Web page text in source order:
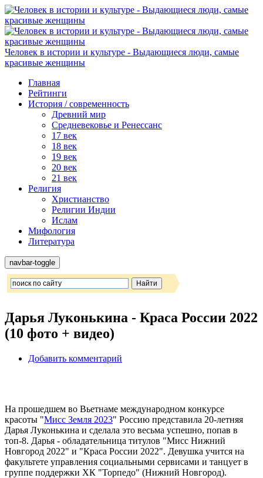
Человек в истории и культуре - Выдающиеся люди, самые
красивые женщины
Главная
Рейтинги
История / современность
Древний мир
Средневековье и Ренессанс
17 век
18 век
19 век
20 век
21 век
Религия
Христианство
Религии Индии
Ислам
Мифология
Литература
navbar-toggle
Дарья Луконькина - Краса России 2022
(10 фото + видео)
Добавить комментарий
На прошедшем во Вьетнаме международном конкурсе
красоты "Мисс Земля 2023" Россию представила 20-летняя
Дарья Луконькина и сделала это весьма успешно, попав в
топ-8. Дарья - обладательница титулов "Мисс Нижний
Новгород 2022" и "Краса России 2022". Девушка учится на
факультете управления социальными сервисами и танцует в
группе поддержки ХК "Торпедо" (Нижний Новгород).